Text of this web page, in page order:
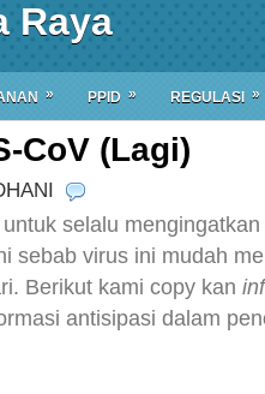
Raya
» PPID » REGULASI »
CoV (Lagi)
selalu
sebab virus ini mudah
Berikut kami copy kan
antisipasi dalam